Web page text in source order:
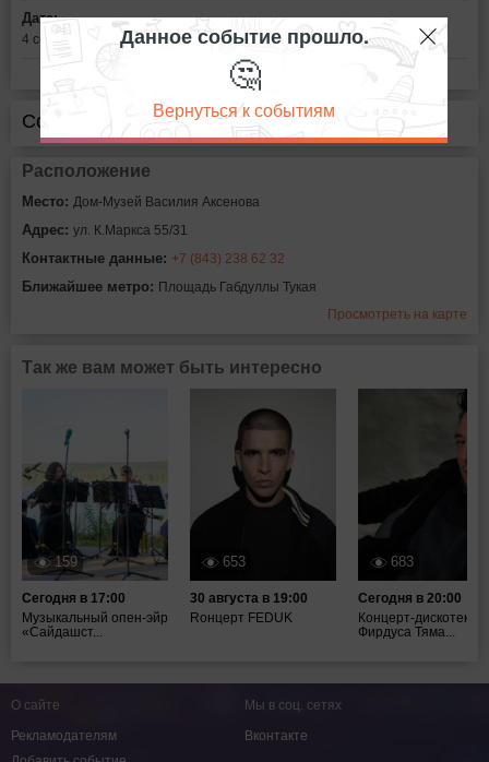
Дата:
4 сентября в 19:00
Сообщить об ошибке
Расположение
Место: Дом-Музей Василия Аксенова
Адрес: ул. К.Маркса 55/31
Контактные данные: +7 (843) 238 62 32
Ближайшее метро: Площадь Габдуллы Тукая
Просмотреть на карте
Так же вам может быть интересно
159
Сегодня в 17:00
Музыкальный опен-эйр
«Сайдашст...
653
30 августа в 19:00
Rонцерт FEDUK
683
Сегодня в 20:00
Концерт-дискотека
Фирдуса Тяма...
Данное событие прошло.
🤔
Вернуться к событиям
О сайте
Рекламодателям
Мы в соц. сетях
Вконтакте